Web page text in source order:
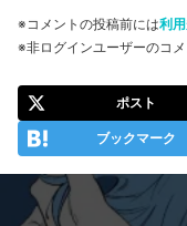
※コメントの投稿前には利
※非ログインユーザーのコ
ポスト
ブックマーク